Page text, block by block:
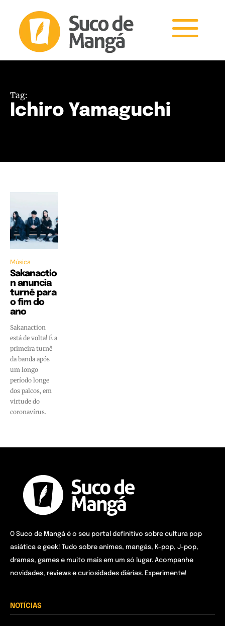
Tag:
Ichiro Yamaguchi
Música
Sakanactio
n anuncia
turnê para
o fim do
ano
Sakanaction
está de volta! É a
primeira turnê
da banda após
um longo
período longe
dos palcos, em
virtude do
coronavírus.
O Suco de Mangá é o seu portal definitivo sobre cultura pop
asiática e geek! Tudo sobre animes, mangás, K-pop, J-pop,
dramas, games e muito mais em um só lugar. Acompanhe
novidades, reviews e curiosidades diárias. Experimente!
NOTÍCIAS